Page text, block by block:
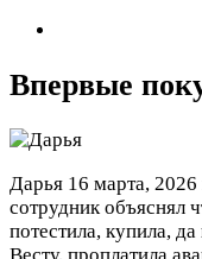
Впервые
Дарья 16 марта, 2026
сотрудник объяснял
потестила, купила,